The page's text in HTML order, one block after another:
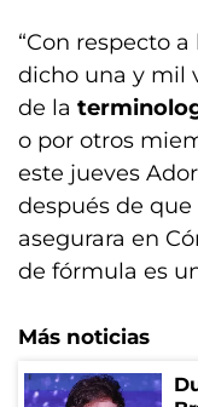
“Con respecto
dicho una y mil
de la
o por otros
este jueves
después de
asegurara en
de fórmula es
Más noticias